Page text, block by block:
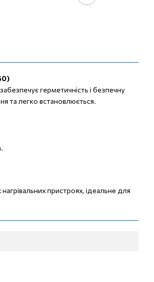
герметичність і безпечну
та легко встановлюється.
пристроях, ідеальне для